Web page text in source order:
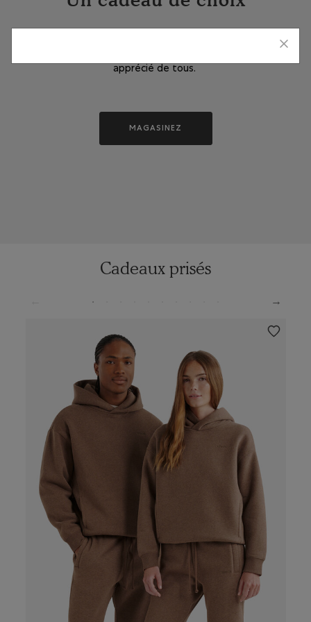
apprécié de tous.
MAGASINEZ
Cadeaux prisés